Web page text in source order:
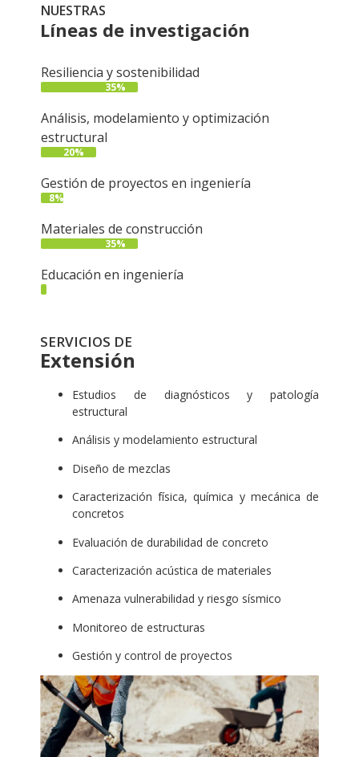
NUESTRAS
Líneas de investigación
Resiliencia y sostenibilidad
35%
Análisis, modelamiento y optimización
estructural
20%
Gestión de proyectos en ingeniería
8%
Materiales de construcción
35%
Educación en ingeniería
SERVICIOS DE
Extensión
Estudios de diagnósticos y patología
estructural
Análisis y modelamiento estructural
Diseño de mezclas
Caracterización física, química y mecánica de
concretos
Evaluación de durabilidad de concreto
Caracterización acústica de materiales
Amenaza vulnerabilidad y riesgo sísmico
Monitoreo de estructuras
Gestión y control de proyectos